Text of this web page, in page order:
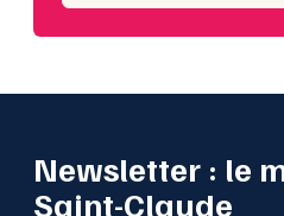
Newsletter : le
Saint-Claude